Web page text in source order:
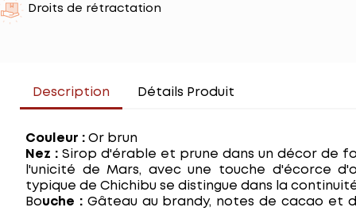
Droits de rétractation
Description Détails Produit
Couleur : Or brun
Nez : Sirop d'érable et prune dans un décor de
l'unicité de Mars, avec une touche d'écorce
typique de Chichibu se distingue dans la
Bouche :Gâteau au brandy, notes de cacao et